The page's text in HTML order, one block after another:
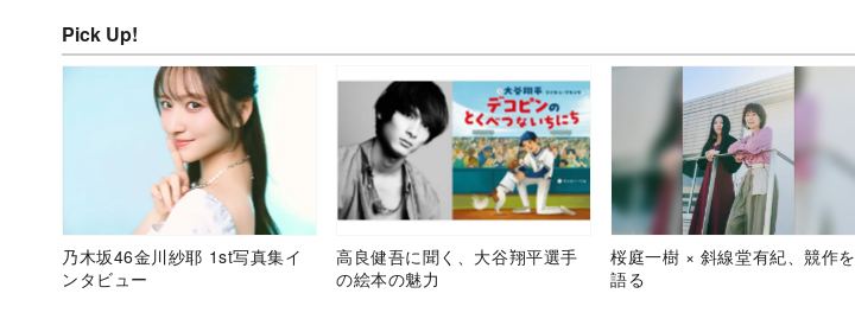
Pick Up!
乃木坂46金川紗耶 1st写真集イ
ンタビュー
高良健吾に聞く、大谷翔平選手
の絵本の魅力
桜庭一樹 × 斜線堂有紀、競作を
語る